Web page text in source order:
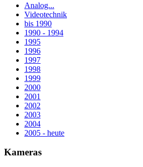
Analog...
Videotechnik
bis 1990
1990 - 1994
1995
1996
1997
1998
1999
2000
2001
2002
2003
2004
2005 - heute
Kameras